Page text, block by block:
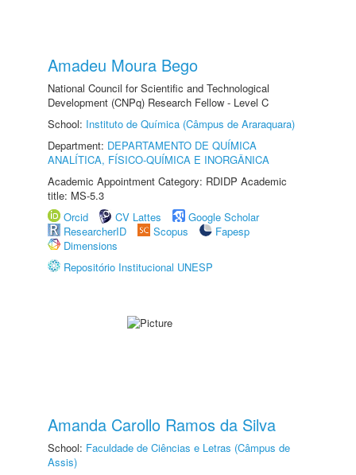
Amadeu Moura Bego
National Council for Scientific and Technological
Development (CNPq) Research Fellow - Level C
School: Instituto de Química (Câmpus de Araraquara)
Department: DEPARTAMENTO DE QUÍMICA
ANALÍTICA, FÍSICO-QUÍMICA E INORGÂNICA
Academic Appointment Category: RDIDP Academic
title: MS-5.3
Orcid
CV Lattes
Google Scholar
ResearcherID
Scopus
Fapesp
Dimensions
Repositório Institucional UNESP
Amanda Carollo Ramos da Silva
School: Faculdade de Ciências e Letras (Câmpus de
Assis)